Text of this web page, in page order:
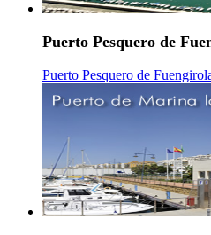
Puerto Pesquero de
Puerto Pesquero de